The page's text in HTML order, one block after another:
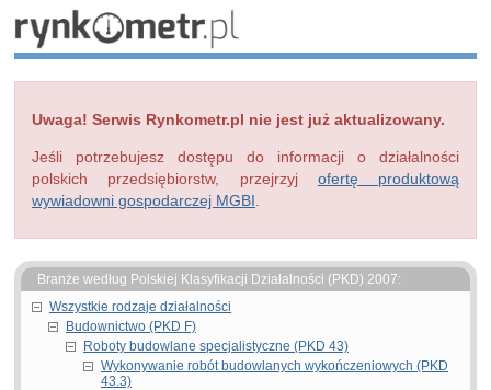
Uwaga! Serwis Rynkometr.pl nie jest już aktualizowany.
Jeśli potrzebujesz dostępu do informacji o działalności
polskich przedsiębiorstw, przejrzyj ofertę produktową
wywiadowni gospodarczej MGBI
Branże według Polskiej Klasyfikacji Działalności (PKD) 2007:
Wszystkie rodzaje działalności
Budownictwo (PKD F)
Roboty budowlane specjalistyczne (PKD 43)
Wykonywanie robót budowlanych wykończeniowych (PKD
43.3)